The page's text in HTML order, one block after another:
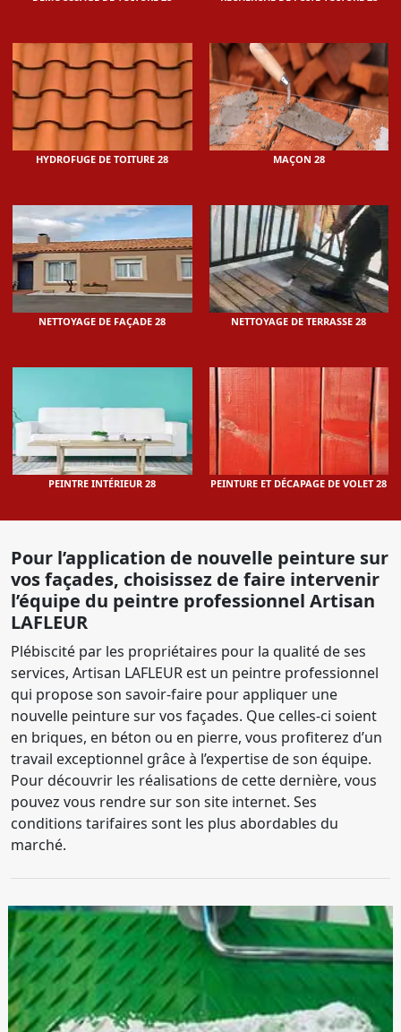
HYDROFUGE DE TOITURE 28 MAÇON 28
NETTOYAGE DE FAÇADE 28 NETTOYAGE DE TERRASSE 28
PEINTRE INTÉRIEUR 28 PEINTURE ET DÉCAPAGE DE VOLET 28
Pour l’application de nouvelle peinture sur
vos façades, choisissez de faire intervenir
l’équipe du peintre professionnel Artisan
LAFLEUR
Plébiscité par les propriétaires pour la qualité de ses
services, Artisan LAFLEUR est un peintre professionnel
qui propose son savoir-faire pour appliquer une
nouvelle peinture sur vos façades. Que celles-ci soient
en briques, en béton ou en pierre, vous profiterez d’un
travail exceptionnel grâce à l’expertise de son équipe.
Pour découvrir les réalisations de cette dernière, vous
pouvez vous rendre sur son site internet. Ses
conditions tarifaires sont les plus abordables du
marché.